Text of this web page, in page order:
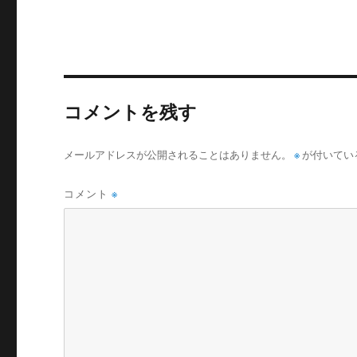
コメントを残す
メールアドレスが公開されることはありません。 ※ が付いて
コメント※